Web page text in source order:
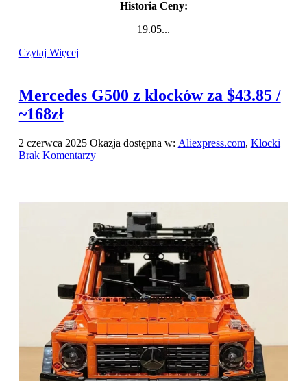
Historia Ceny:
19.05...
Czytaj Więcej
Mercedes G500 z klocków za $43.85 /
~168zł
2 czerwca 2025Okazja dostępna w: Aliexpress.com, Klocki |
Brak Komentarzy